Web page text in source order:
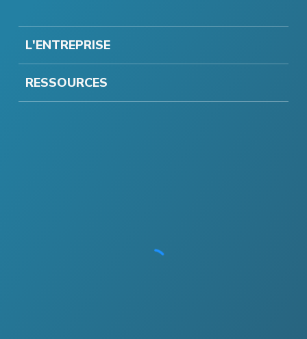
L'ENTREPRISE
RESSOURCES